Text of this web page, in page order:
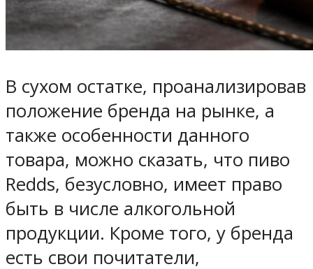
В сухом остатке, проанализировав
положение бренда на рынке, а
также особенности данного
товара, можно сказать, что пиво
Redds, безусловно, имеет право
быть в числе алкогольной
продукции. Кроме того, у бренда
есть свои почитатели,